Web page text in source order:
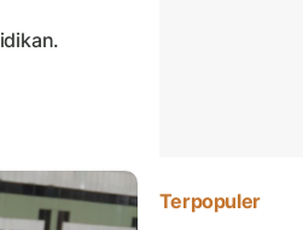
Terpopuler